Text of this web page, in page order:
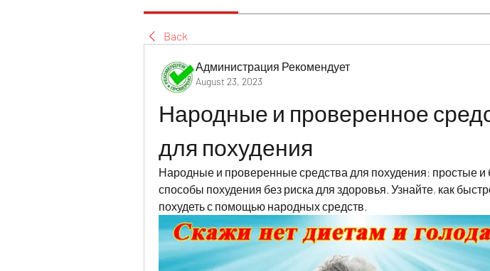
Back
Администрация Рекомендует
August 23, 2023
Народные и проверенное
для похудения
Народные и проверенные средства для похудения: простые и
способы похудения без риска для здоровья. Узнайте, как
похудеть с помощью народных средств.